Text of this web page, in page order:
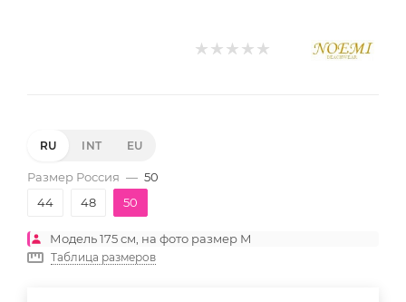
RU INT EU
Размер Россия — 50
44
48 50
Модель 175 см, на фото размер M
Таблица размеров